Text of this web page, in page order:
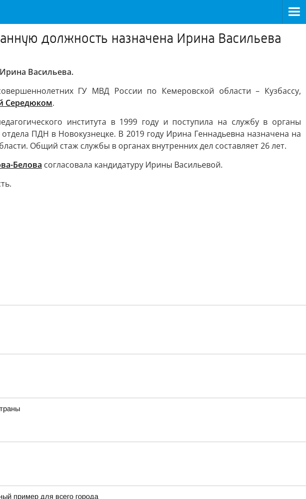
должность назначена Ирина Васильева
Васильева.
ГУ МВД России по Кемеровской области – Кузбассу,
Середюком.
института в 1999 году и поступила на службу в органы
ПДН в Новокузнецке. В 2019 году Ирина Геннадьевна назначена на
Общий стаж службы в органах внутренних дел составляет 26 лет.
Белова согласовала кандидатуру Ирины Васильевой.
пример для всего города